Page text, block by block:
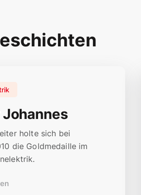
holte sich bei
die Goldmedaille im